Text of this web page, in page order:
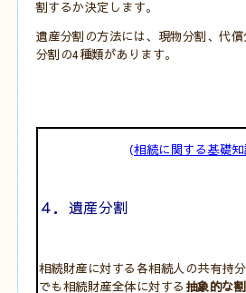
割するか決定します。
遺産分割の方法には、現物分割、代
分割の4種類があります。
（相続に関する基礎
４．遺産分割
相続財産に対する各相続人の共有持
でも相続財産全体に対する抽象的な